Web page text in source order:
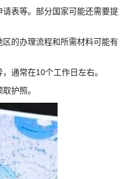
表等。部分国家可能还需要提
的办理流程和所需材料可能有
通常在10个工作日左右。
护照。